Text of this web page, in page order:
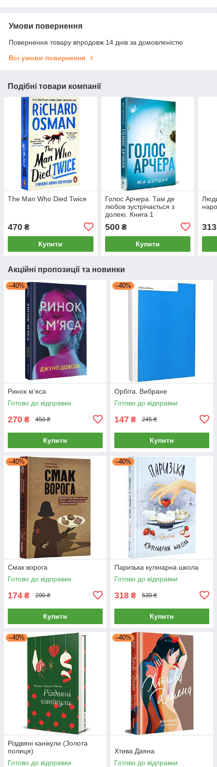
Умови повернення
Повернення товару впродовж 14 днів за домовленістю
Всі умови повернення
Подібні товари компанії
The Man Who Died Twice
470 ₴
Купити
Голос Арчера. Там де
любов зустрічається з
долею. Книга 1
500₴
Купити
313
Акційні пропозиції та новинки
–40%
Ринок м'яса
Готово до відправки
270 ₴ 450 ₴
Купити
–40%
Орбіта. Вибране
Готово до відправки
147 ₴ 245 ₴
Купити
–40%
Смак ворога
Готово до відправки
174 ₴ 290 ₴
Купити
–40%
Паризька кулінарна школа
Готово до відправки
318 ₴ 530 ₴
Купити
–40%
Різдвяні канікули (Золота
полиця)
Готово до відправки
–40%
Хтива Даяна
Готово до відправки